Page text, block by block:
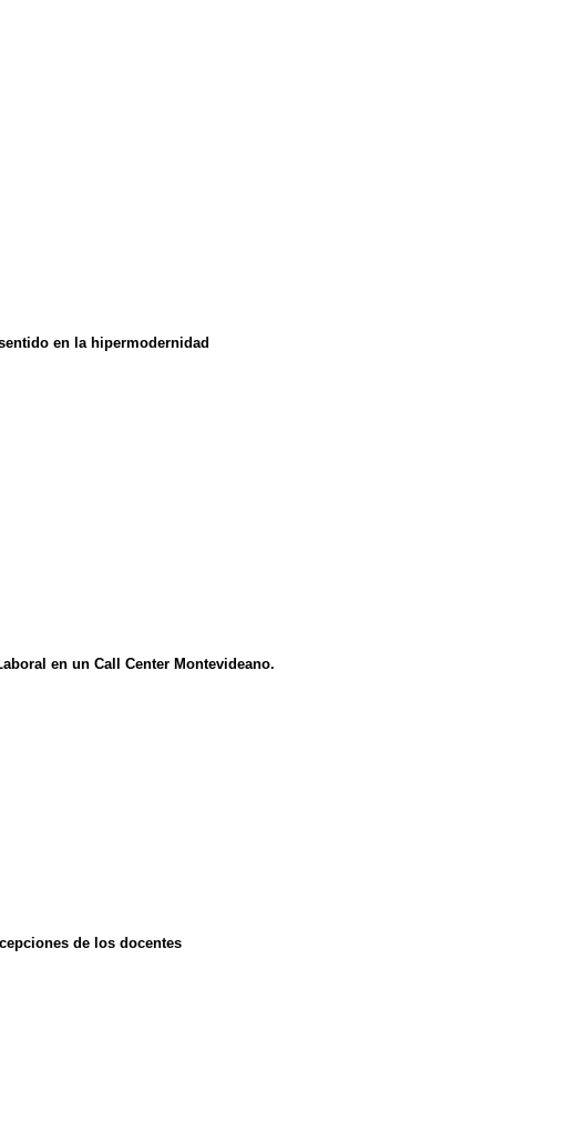
en la hipermodernidad
en un Call Center Montevideano.
de los docentes